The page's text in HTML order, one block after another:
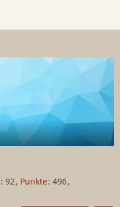
92 Punkte 496